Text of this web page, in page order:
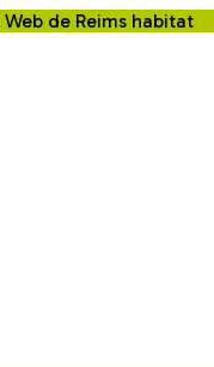
de Reims habitat